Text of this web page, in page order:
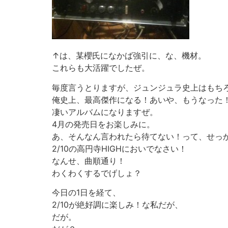
↑は、某櫻氏になかば強引に、な、機材。
これらも大活躍でしたぜ。
毎度言うとりますが、ジュンジュラ史上はもち
俺史上、最高傑作になる！あいや、もうなった！
凄いアルバムになりますぜ。
4月の発売日をお楽しみに。
あ、そんなん言われたら待てない！って、せっ
2/10の高円寺HIGHにおいでなさい！
なんせ、曲順通り！
わくわくするでげしょ？
今日の1日を経て、
2/10が絶好調に楽しみ！な私だが、
だが。